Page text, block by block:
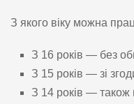
З якого віку можна
З 16 років — без
З 15 років — зі
З 14 років — також